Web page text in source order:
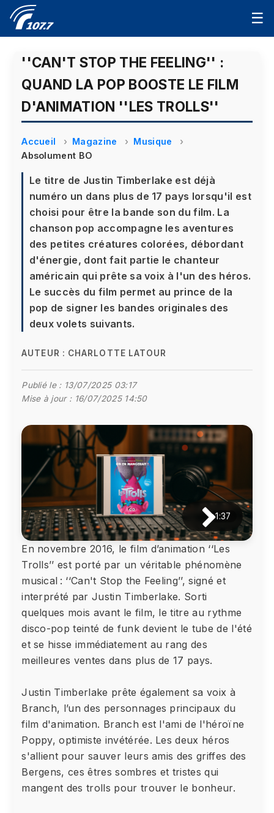
☰
''CAN'T STOP THE FEELING'' :
QUAND LA POP BOOSTE LE FILM
D'ANIMATION ''LES TROLLS''
Accueil Magazine
Musique
Absolument BO
Le titre de Justin Timberlake est déjà
numéro un dans plus de 17 pays lorsqu'il est
choisi pour être la bande son du film. La
chanson pop accompagne les aventures
des petites créatures colorées, débordant
d'énergie, dont fait partie le chanteur
américain qui prête sa voix à l'un des héros.
Le succès du film permet au prince de la
pop de signer les bandes originales des
deux volets suivants.
AUTEUR : CHARLOTTE LATOUR
Publié le : 13/07/2025 03:17
Mise à jour : 16/07/2025 14:50
1:37
En novembre 2016, le film d’animation ‘‘Les
Trolls’’ est porté par un véritable phénomène
musical : ‘‘Can't Stop the Feeling’’, signé et
interprété par Justin Timberlake. Sorti
quelques mois avant le film, le titre au rythme
disco-pop teinté de funk devient le tube de l'été
et se hisse immédiatement au rang des
meilleures ventes dans plus de 17 pays.
Justin Timberlake prête également sa voix à
Branch, l’un des personnages principaux du
film d'animation. Branch est l'ami de l'héroïne
Poppy, optimiste invétérée. Les deux héros
s'allient pour sauver leurs amis des griffes des
Bergens, ces êtres sombres et tristes qui
mangent des trolls pour trouver le bonheur.